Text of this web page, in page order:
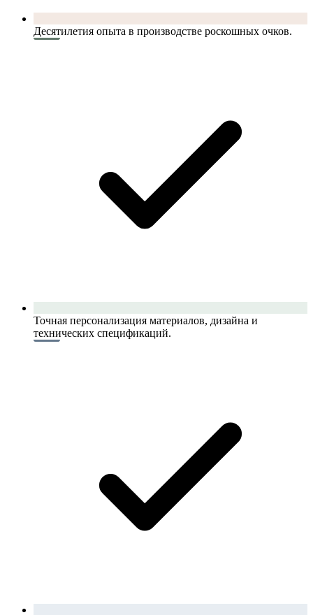
Десятилетия опыта в производстве роскошных очков.
Точная персонализация материалов, дизайна и
технических спецификаций.